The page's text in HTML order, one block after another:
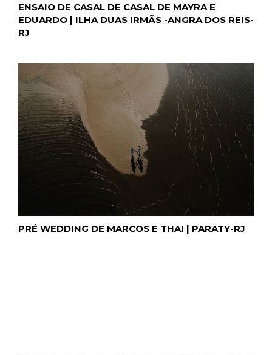
ENSAIO DE CASAL DE CASAL DE MAYRA E
EDUARDO | ILHA DUAS IRMÃS -ANGRA DOS REIS-
RJ
PRÉ WEDDING DE MARCOS E THAI | PARATY-RJ